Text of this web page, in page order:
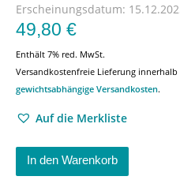
Erscheinungsdatum:
49,80 €
Enthält 7% red. MwSt.
Versandkostenfreie Lieferung
gewichtsabhängige Versandkosten.
Auf die Merkliste
In den Warenkorb